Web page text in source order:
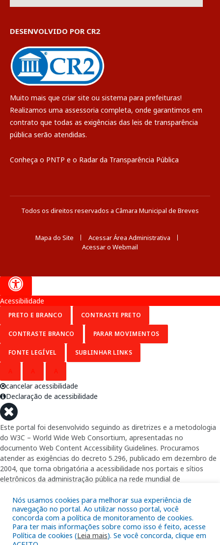
DESENVOLVIDO POR CR2
Muito mais que criar site ou sistema para prefeituras!
Realizamos uma assessoria completa, onde garantimos em
contrato que todas as exigências das leis de transparência
pública serão atendidas.
Conheça o PNTP e o Radar da Transparência Pública
Todos os direitos reservados a Câmara Municipal de Breves
Mapa do Site
Acessar Área Administrativa
Acessar o Webmail
Nós usamos cookies para melhorar sua experiência de
navegação no portal. Ao utilizar nosso portal, você
concorda com a política de monitoramento de cookies.
Para ter mais informações sobre como isso é feito, acesse
Política de cookies (Leia mais). Se você concorda, clique em
Acessibilidade
PRETO E BRANCO CONTRASTE PRETO
CONTRASTE BRANCO PARAR MOVIMENTOS
FONTE LEGÍVEL SUBLINHAR LINKS
cancelar acessibilidade
Declaração de acessibilidade
Este portal foi desenvolvido seguindo as diretrizes e a metodologia
do W3C – World Wide Web Consortium, apresentadas no
documento Web Content Accessibility Guidelines. Procuramos
atender as exigências do decreto 5.296, publicado em dezembro de
2004, que torna obrigatória a acessibilidade nos portais e sítios
eletrônicos da administração pública na rede mundial de
garantindo-lhes o pleno acesso aos conteúdos disponíveis.
Além de validações automáticas, foram realizados testes em
diversos navegadores e através do utilitário de acesso a Internet do
DOSVOX, sistema operacional destinado deficientes visuais.